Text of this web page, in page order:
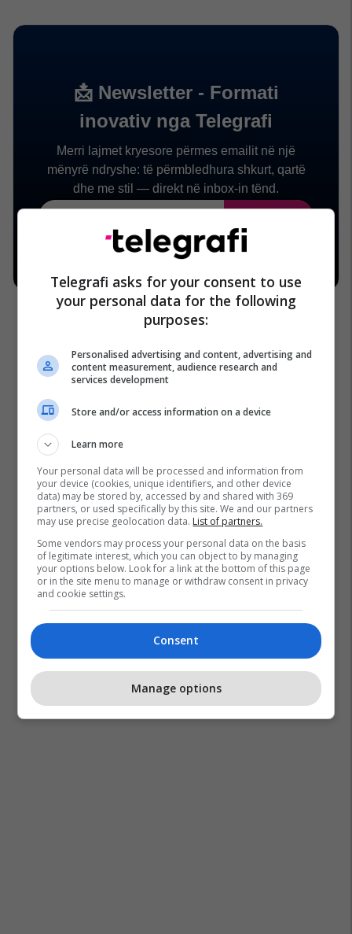
Telegrafi asks for your consent to use
your personal data for the following
purposes:
Personalised advertising and content, advertising and
content measurement, audience research and
services development
Store and/or access information on a device
Learn more
Your personal data will be processed and information from
your device (cookies, unique identifiers, and other device
data) may be stored by, accessed by and shared with 369
partners, or used specifically by this site. We and our partners
may use precise geolocation data. List of partners.
Some vendors may process your personal data on the basis
of legitimate interest, which you can object to by managing
your options below. Look for a link at the bottom of this page
or in the site menu to manage or withdraw consent in privacy
and cookie settings.
Consent
Manage options